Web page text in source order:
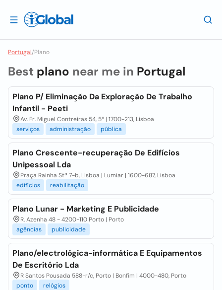
Portugal/Plano
Best plano near me in Portugal
Plano P/ Eliminação Da Exploração De Trabalho
Infantil - Peeti
Av. Fr. Miguel Contreiras 54, 5º | 1700-213, Lisboa
serviços
administração pública
Plano Crescente-recuperação De Edifícios
Unipessoal Lda
Praça Rainha Stª 7-b, Lisboa | Lumiar | 1600-687, Lisboa
edifícios
reabilitação
Plano Lunar - Marketing E Publicidade
R. Azenha 48 - 4200-110 Porto | Porto
agências
publicidade
Plano/electrológica-informática E Equipamentos
De Escritório Lda
R Santos Pousada 588-r/c, Porto | Bonfim | 4000-480, Porto
ponto
relógios